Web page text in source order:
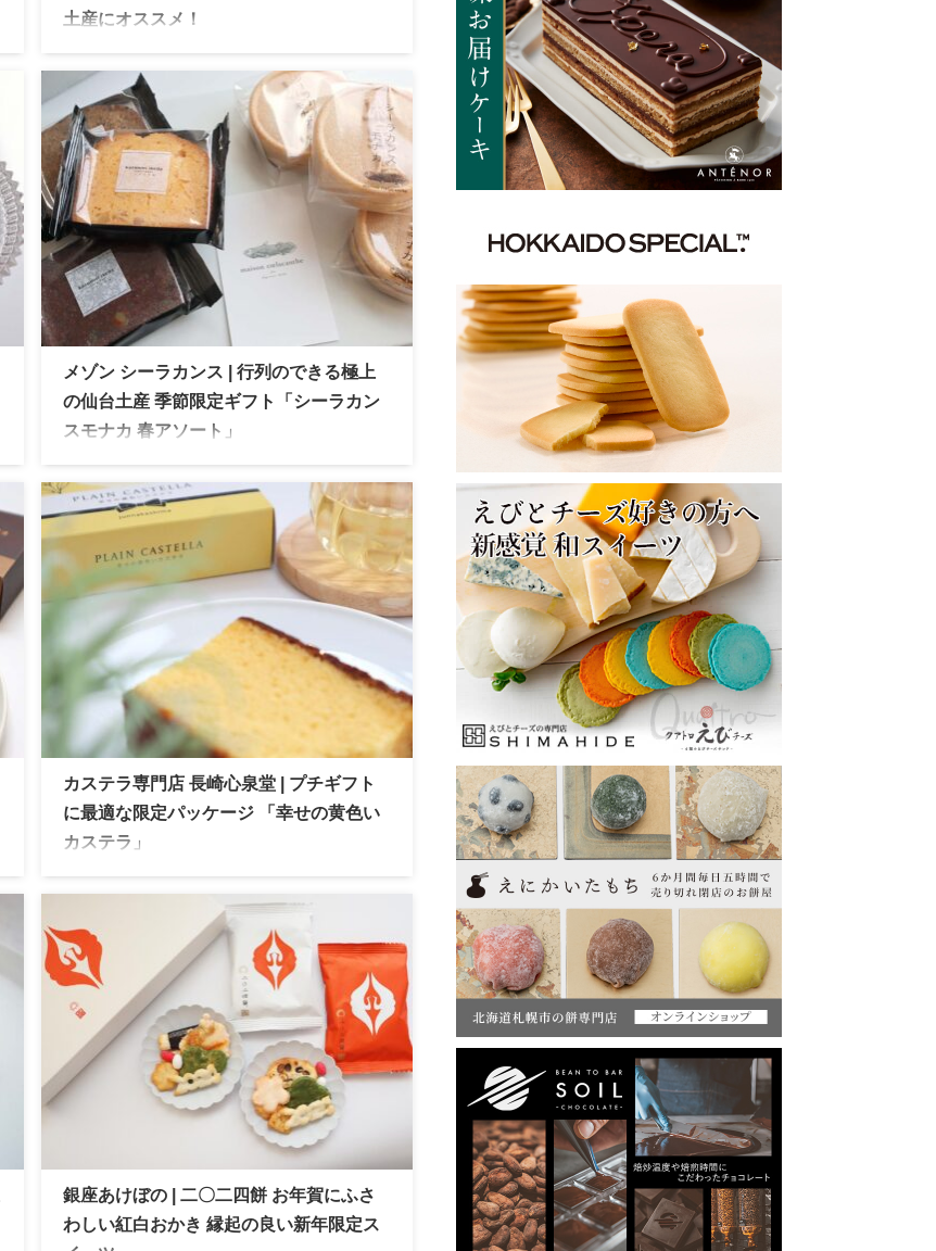
土産にオススメ！
で、数多くの賞を受けています。日光甚五郎煎
餅は、バター風味のソフトな味わいが特徴でお
土産として人気です。
メゾン シーラカンス | 行列のできる極上
の仙台土産 季節限定ギフト「シーラカン
スモナカ 春アソート」
として2021年に誕生。イズニーバターたっぷり
のバターモナカは極上の味わい！春限定のアソ
ートは贈り物におすすめ！
カステラ専門店 長崎心泉堂 | プチギフト
に最適な限定パッケージ 「幸せの黄色い
カステラ」
人気の長崎心泉堂。イベントごとの限定パッケ
ージなど贈り物にぴったりの豊富なラインアッ
プが魅力。内祝いやプチギフト対応商品も多く
人気があります。
銀座あけぼの | 二〇二四餅 お年賀にふさ
わしい紅白おかき 縁起の良い新年限定ス